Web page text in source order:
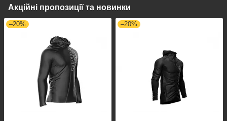
Акційні пропозиції та новинки
–20% –20%